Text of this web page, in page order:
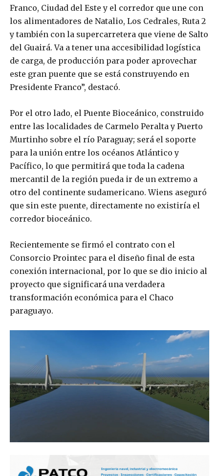
Franco, Ciudad del Este y el corredor que une con
los alimentadores de Natalio, Los Cedrales, Ruta 2
y también con la supercarretera que viene de Salto
del Guairá. Va a tener una accesibilidad logística
de carga, de producción para poder aprovechar
este gran puente que se está construyendo en
Presidente Franco”, destacó.
Por el otro lado, el Puente Bioceánico, construido
entre las localidades de Carmelo Peralta y Puerto
Murtinho sobre el río Paraguay; será el soporte
para la unión entre los océanos Atlántico y
Pacífico, lo que permitirá que toda la cadena
mercantil de la región pueda ir de un extremo a
otro del continente sudamericano. Wiens aseguró
que sin este puente, directamente no existiría el
corredor bioceánico.
Recientemente se firmó el contrato con el
Consorcio Prointec para el diseño final de esta
conexión internacional, por lo que se dio inicio al
proyecto que significará una verdadera
transformación económica para el Chaco
paraguayo.